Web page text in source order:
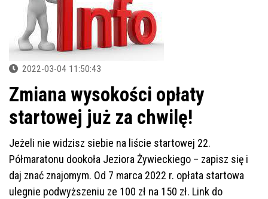
2022-03-04 11:50:43
Zmiana wysokości opłaty
startowej już za chwilę!
Jeżeli nie widzisz siebie na liście startowej 22.
Półmaratonu dookoła Jeziora Żywieckiego – zapisz się i
daj znać znajomym. Od 7 marca 2022 r. opłata startowa
ulegnie podwyższeniu ze 100 zł na 150 zł. Link do